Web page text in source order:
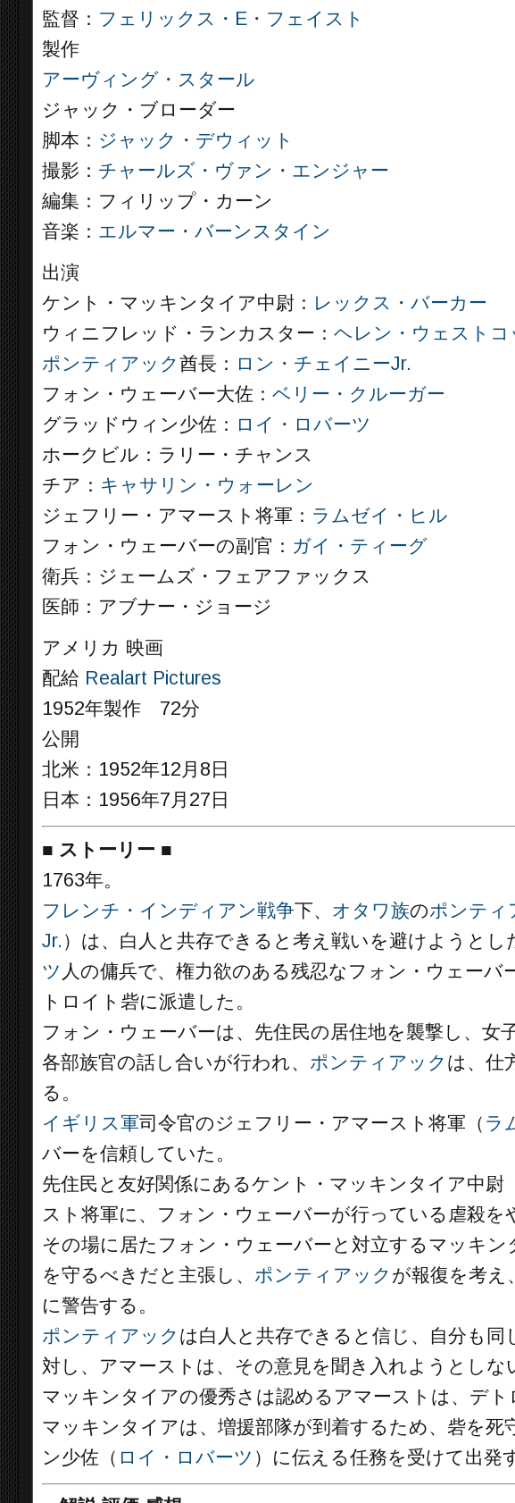
監督： フェリックス・E・フェイスト
製作
アーヴィング・スタール
ジャック・ブローダー
脚本： ジャック・デウィット
撮影： チャールズ・ヴァン・エンジャー
編集：フィリップ・カーン
音楽： エルマー・バーンスタイン
出演
ケント・マッキンタイア中尉： レックス・バーカー
ウィニフレッド・ランカスター： ヘレン・ウェストコ
ポンティアック酋長： ロン・チェイニーJr.
フォン・ウェーバー大佐： ベリー・クルーガー
グラッドウィン少佐： ロイ・ロバーツ
ホークビル：ラリー・チャンス
チア： キャサリン・ウォーレン
ジェフリー・アマースト将軍： ラムゼイ・ヒル
フォン・ウェーバーの副官： ガイ・ティーグ
衛兵：ジェームズ・フェアファックス
医師：アブナー・ジョージ
アメリカ 映画
配給 Realart Pictures
1952年製作 72分
公開
北米：1952年12月8日
日本：1956年7月27日
■ ストーリー ■
1763年。
フレンチ・インディアン戦争下、 オタワ族のポンティ
Jr. ）は、白人と共存できると考え戦いを避けようとし
ツ 人の傭兵で、権力欲のある残忍なフォン・ウェーバ
トロイト砦に派遣した。
フォン・ウェーバーは、先住民の居住地を襲撃し、女
各部族官の話し合いが行われ、 ポンティアック は、仕
る。
イギリス軍司令官のジェフリー・アマースト将軍（ ラ
バーを信頼していた。
先住民と友好関係にあるケント・マッキンタイア中尉
スト将軍に、フォン・ウェーバーが行っている虐殺を
その場に居たフォン・ウェーバーと対立するマッキ
を守るべきだと主張し、 ポンティアック が報復を考え
に警告する。
ポンティアック は白人と共存できると信じ、自分も
対し、アマーストは、その意見を聞き入れようとしな
マッキンタイアの優秀さは認めるアマーストは、デト
マッキンタイアは、増援部隊が到着するため、砦を死
ン少佐（ ロイ・ロバーツ ）に伝える任務を受けて出発